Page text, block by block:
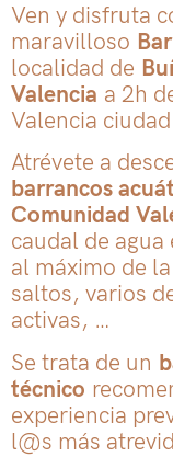
Ven y disfruta
maravilloso
localidad de
Valencia a 2h
Valencia
Atrévete a
barrancos
Comunidad
caudal de
al máximo de
saltos, varios
activas, …
Se trata de un
técnico
experiencia
l@s más